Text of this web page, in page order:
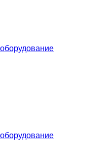
оборудование
оборудование